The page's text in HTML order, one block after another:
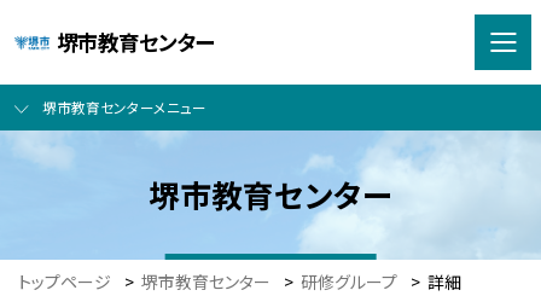
堺市教育センター
堺市教育センターメニュー
堺市教育センター
トップページ > 堺市教育センター > 研修グループ > 詳細